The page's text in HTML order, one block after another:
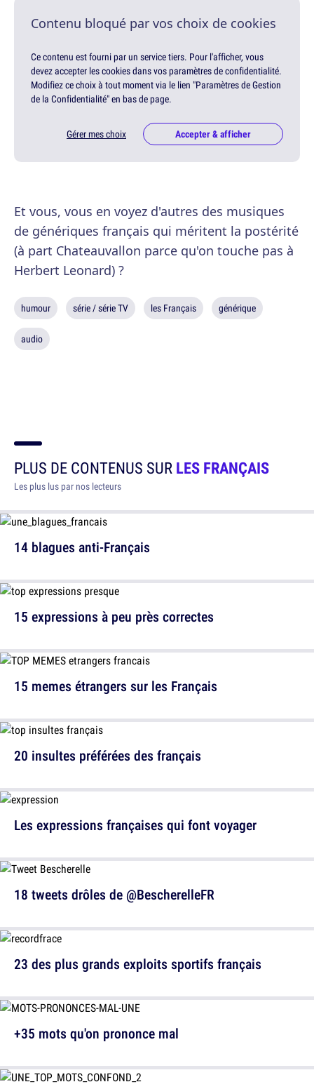
Contenu bloqué par vos choix de cookies
Ce contenu est fourni par un service tiers. Pour l'afficher, vous
devez accepter les cookies dans vos paramètres de confidentialité.
Modifiez ce choix à tout moment via le lien "Paramètres de Gestion
de la Confidentialité" en bas de page.
Gérer mes choix Accepter & afficher
Et vous, vous en voyez d'autres des musiques
de génériques français qui méritent la postérité
(à part Chateauvallon parce qu'on touche pas à
Herbert Leonard) ?
humour série / série TV les Français générique
audio
PLUS DE CONTENUS SURLES FRANÇAIS
Les plus lus par nos lecteurs
14 blagues anti-Français
15 memes étrangers sur les Français
Les expressions françaises qui font voyager
23 des plus grands exploits sportifs français
15 expressions à peu près correctes
20 insultes préférées des français
18 tweets drôles de @BescherelleFR
+35 mots qu'on prononce mal